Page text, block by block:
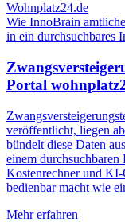
Wohnplatz24.de
Wie InnoBrain
in ein durchsuchbares
Portal
veröffentlicht, liegen
bündelt diese Daten
einem
Kostenrechner und KI-
bedienbar macht wie
Mehr erfahren